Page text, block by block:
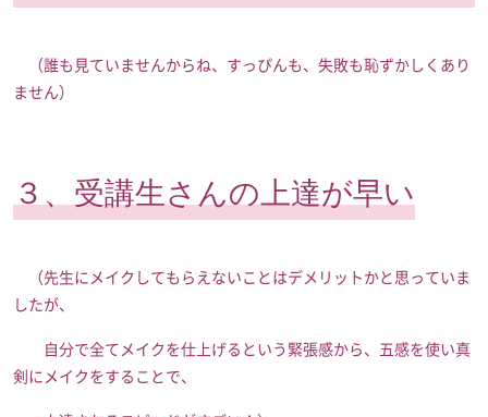
（誰も見ていませんからね、すっぴんも、失敗も恥ずかしくあり
ません）
３、受講生さんの上達が早い
（先生にメイクしてもらえないことはデメリットかと思っていま
したが、
自分で全てメイクを仕上げるという緊張感から、五感を使い真
剣にメイクをすることで、